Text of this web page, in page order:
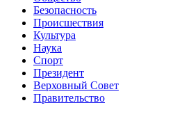
Безопасность
Происшествия
Культура
Наука
Спорт
Президент
Верховный Совет
Правительство